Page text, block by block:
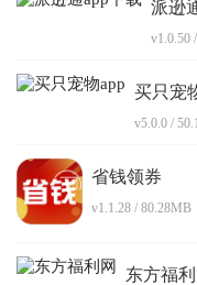
派逊
v1.0.50
买只宠
v5.0.0 /
省钱领券
v1.1.28 / 80.28MB
东方福利